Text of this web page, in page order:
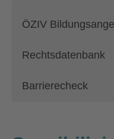
ÖZIV
Rechtsdatenbank
Barrierecheck